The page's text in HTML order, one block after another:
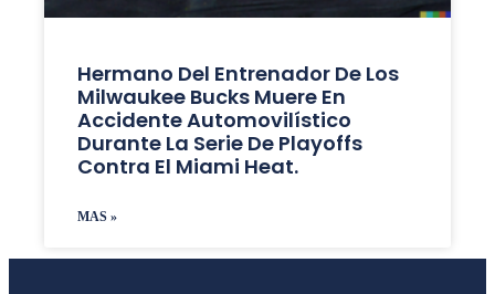
Hermano Del Entrenador De Los
Milwaukee Bucks Muere En
Accidente Automovilístico
Durante La Serie De Playoffs
Contra El Miami Heat.
MAS »